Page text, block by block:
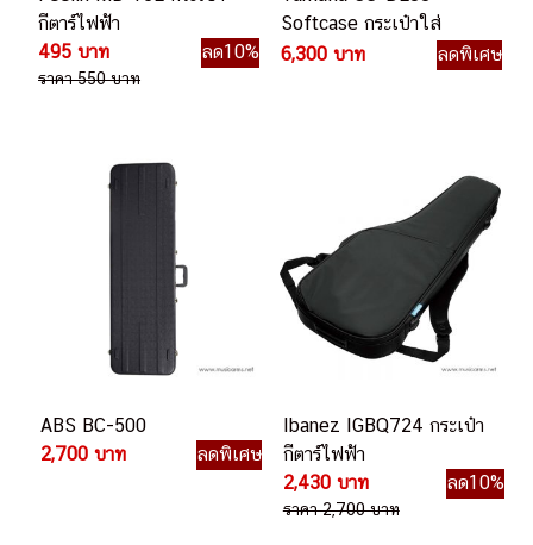
กีตาร์ไฟฟ้า
495 บาท
ลด10%
ราคา 550 บาท
Softcase กระเป๋าใส่
คีย์บอร์ด
6,300 บาท ลดพิเศษ
ABS BC-500
2,700 บาท
ลดพิเศษ
Ibanez IGBQ724 กระเป๋า
กีตาร์ไฟฟ้า
2,430 บาท
ลด10%
ราคา 2,700 บาท